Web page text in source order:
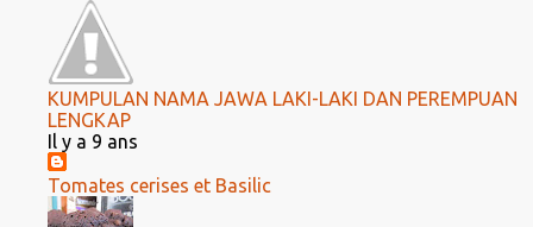
KUMPULAN NAMA JAWA LAKI-LAKI DAN PEREMPUAN
LENGKAP
Il y a 9 ans
Tomates cerises et Basilic